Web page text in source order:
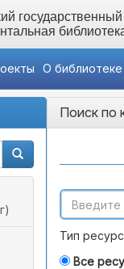
О библиотеке
Поиск по
Тип
Все